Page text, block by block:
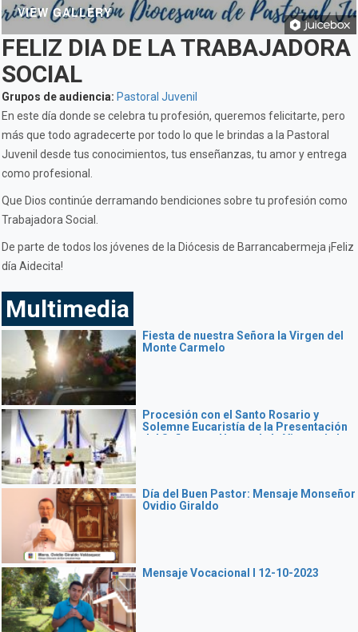
VIEW GALLERY
FELIZ DIA DE LA TRABAJADORA
SOCIAL
Grupos de audiencia: Pastoral Juvenil
En este día donde se celebra tu profesión, queremos felicitarte, pero
más que todo agradecerte por todo lo que le brindas a la Pastoral
Juvenil desde tus conocimientos, tus enseñanzas, tu amor y entrega
como profesional.
Que Dios continúe derramando bendiciones sobre tu profesión como
Trabajadora Social.
De parte de todos los jóvenes de la Diócesis de Barrancabermeja ¡Feliz
día Aidecita!
Multimedia
Fiesta de nuestra Señora la Virgen del
Monte Carmelo
Procesión con el Santo Rosario y
Solemne Eucaristía de la Presentación
del Señor y en Honor de la Virgen de la
Día del Buen Pastor: Mensaje Monseñor
Ovidio Giraldo
Mensaje Vocacional I 12-10-2023